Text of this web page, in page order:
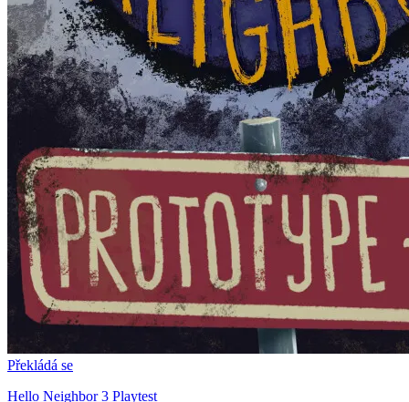
Překládá se
Hello Neighbor 3 Playtest